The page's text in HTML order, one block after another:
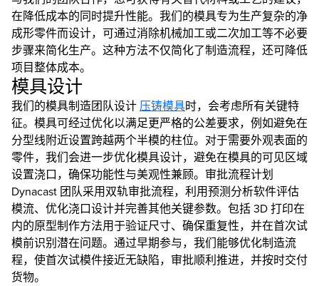
在降低成本的同时提升性能。我们的模具专为生产复杂的净
成形零件而设计，可通过消除机械加工或二次加工等不必要
步骤来简化生产。这种方法不仅简化了制造流程，还可降低
项目整体成本。
模具设计
我们的模具制造团队设计压铸模具时，会考虑所有关键特
征。模具可经过优化以满足更严格的公差要求，例如避免在
分型线附近设置跨越两个半模的柱位。对于需要外观表面的
零件，我们会进一步优化模具设计，避免在模具的可见区域
设置浇口，确保功能性与美观性兼顾。审批流程计划
Dynacast 团队采用双轨审批流程，利用预测分析软件评估
模流、优化浇口设计并完善其他关键参数。包括 3D 打印在
内的原型制作方法用于验证尺寸、确保重复性，并在首次试
模前识别潜在问题。通过早期参与，我们能够优化制造流
程，使首次试模件接近无缺陷，审批顺利推进，并按时交付
货物。